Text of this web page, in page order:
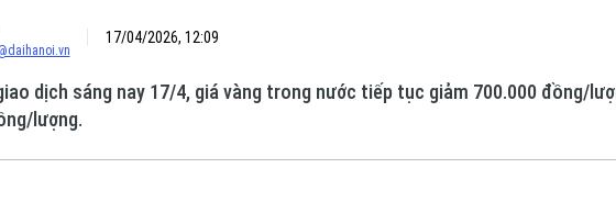
tự
Ẩm thực Người Việt 4 phương
Doanh nghiệp
Kinh nghiệmĐánh giá
17/04/2026, 12:09
dịch sáng nay 17/4, giá vàng trong nước tiếp tục giảm 700.000 đồng/
lượng.